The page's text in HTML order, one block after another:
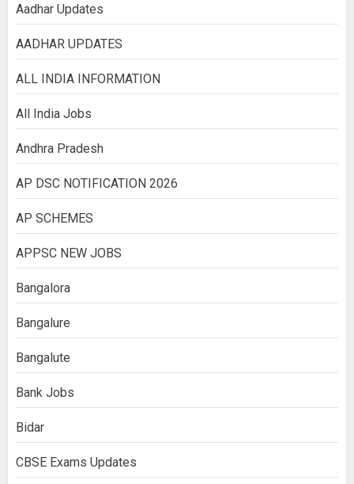
Aadhar Updates
AADHAR UPDATES
ALL INDIA INFORMATION
All India Jobs
Andhra Pradesh
AP DSC NOTIFICATION 2026
AP SCHEMES
APPSC NEW JOBS
Bangalora
Bangalure
Bangalute
Bank Jobs
Bidar
CBSE Exams Updates